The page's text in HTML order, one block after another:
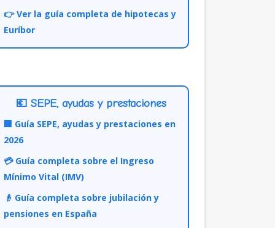
👉 Ver la guía completa de hipotecas y
Euríbor
💶 SEPE, ayudas y prestaciones
🏢 Guía SEPE, ayudas y prestaciones en
2026
💳 Guía completa sobre el Ingreso
Mínimo Vital (IMV)
👴 Guía completa sobre jubilación y
pensiones en España